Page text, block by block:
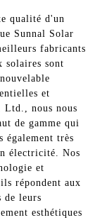
qualité d'un
Sunnal Solar
fabricants
solaires sont
et
Ltd., nous nous
de gamme qui
également très
électricité. Nos
et
répondent aux
de leurs
esthétiques